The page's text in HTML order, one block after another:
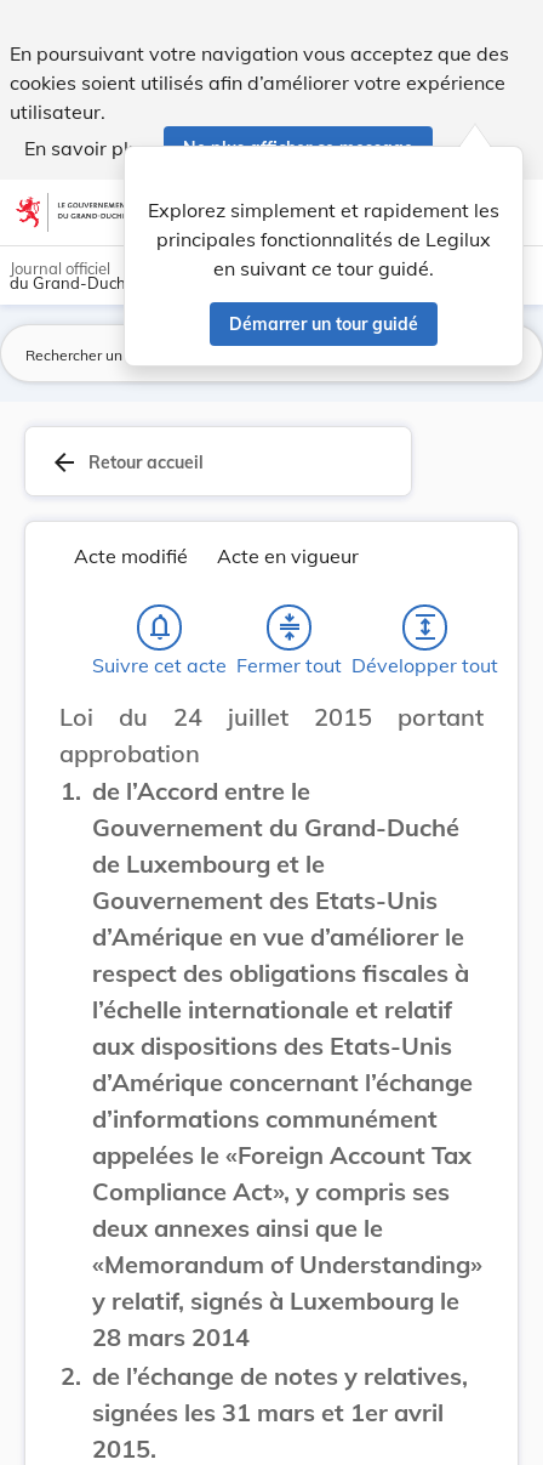
En poursuivant votre navigation vous acceptez que des
cookies soient utilisés afin d’améliorer votre expérience
utilisateur.
En savoir plus
Ne plus afficher ce message
Aller au contenu account_circle help Aide
Explorez simplement et rapidement les
principales fonctionnalités de Legilux
en suivant ce tour guidé.
Démarrer un tour guidé
light_mode dark_mode
Journal officiel
du Grand-Duché de Luxembourg
arrow_back Retour accueil
Acte modifié Acte en vigueur
notifications_none
Suivre cet acte
compress
Fermer tout
expand
Développer tout
Loi du 24 juillet 2015 portant
approbation
1. de l’Accord entre le
Gouvernement du Grand-Duché
de Luxembourg et le
Gouvernement des Etats-Unis
d’Amérique en vue d’améliorer le
respect des obligations fiscales à
l’échelle internationale et relatif
aux dispositions des Etats-Unis
d’Amérique concernant l’échange
d’informations communément
appelées le «Foreign Account Tax
Compliance Act», y compris ses
deux annexes ainsi que le
«Memorandum of Understanding»
y relatif, signés à Luxembourg le
28 mars 2014
2. de l’échange de notes y relatives,
signées les 31 mars et 1er avril
2015.